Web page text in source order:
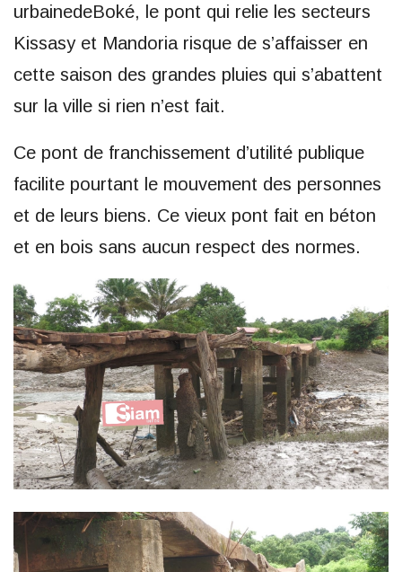
urbainedeBoké, le pont qui relie les secteurs
Kissasy et Mandoria risque de s’affaisser en
cette saison des grandes pluies qui s’abattent
sur la ville si rien n’est fait.
Ce pont de franchissement d’utilité publique
facilite pourtant le mouvement des personnes
et de leurs biens. Ce vieux pont fait en béton
et en bois sans aucun respect des normes.